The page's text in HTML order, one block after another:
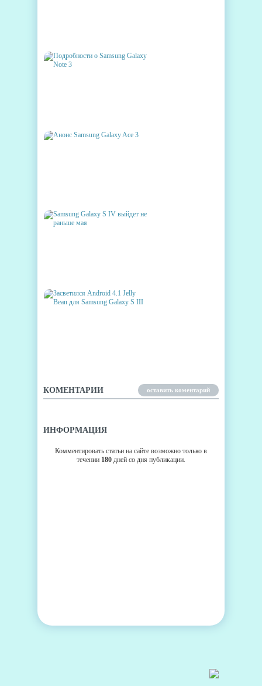
КОМЕНТАРИИ оставить коментарий
ИНФОРМАЦИЯ
Комментировать статьи на сайте возможно только в
течении 180 дней со дня публикации.